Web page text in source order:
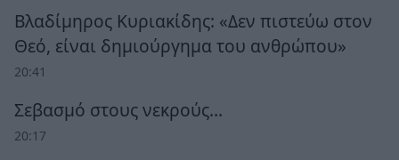
Βλαδίμηρος Κυριακίδης: «Δεν πιστεύω στον
Θεό, είναι δημιούργημα του ανθρώπου»
20:41
Σεβασμό στους νεκρούς…
20:17